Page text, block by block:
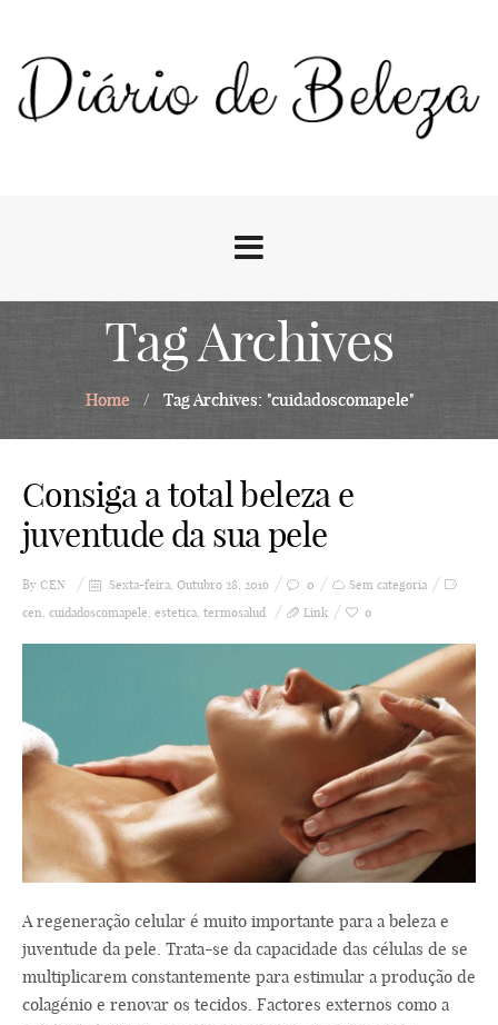
Tag Archives
Home / Tag Archives: "cuidadoscomapele"
Consiga a total beleza e
juventude da sua pele
By CEN Sexta-feira, Outubro 28, 2016 0
Sem categoria
cen, cuidadoscomapele, estetica, termosalud Link 0
A regeneração celular é muito importante para a beleza e
juventude da pele. Trata-se da capacidade das células de se
multiplicarem constantemente para estimular a produção de
colagénio e renovar os tecidos. Factores externos como a